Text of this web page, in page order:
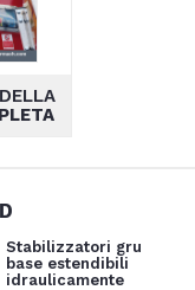
Stabilizzatori gru
base estendibili
idraulicamente